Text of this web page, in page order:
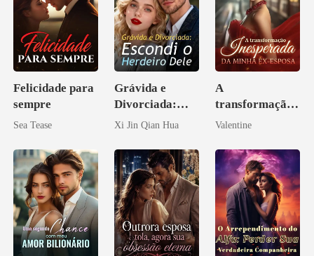
Felicidade para
sempre
Sea Tease
Grávida e
Divorciada:
Escondi o
Xi Jin Qian Hua
A
transformação
inesperada da
esposa
Valentine